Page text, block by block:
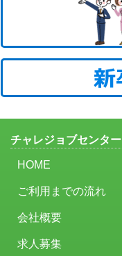
チャレジョブセンター
HOME
ご利用までの流れ
会社概要
求人募集